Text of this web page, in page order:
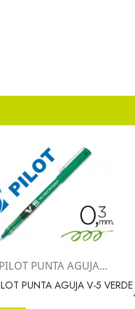
 Vista rápida
PUNTA AGUJA...
PUNTA AGUJA V-5